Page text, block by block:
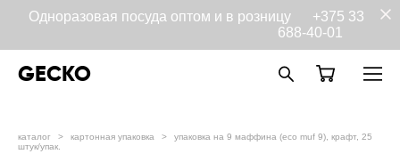
Одноразовая посуда оптом и в розницу +375 33
688-40-01
GECKO
каталог > картонная упаковка >
упаковка на 9 маффина (eco muf 9), крафт, 25
штук/упак.